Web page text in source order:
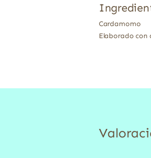
Cardamomo
Elaborado con